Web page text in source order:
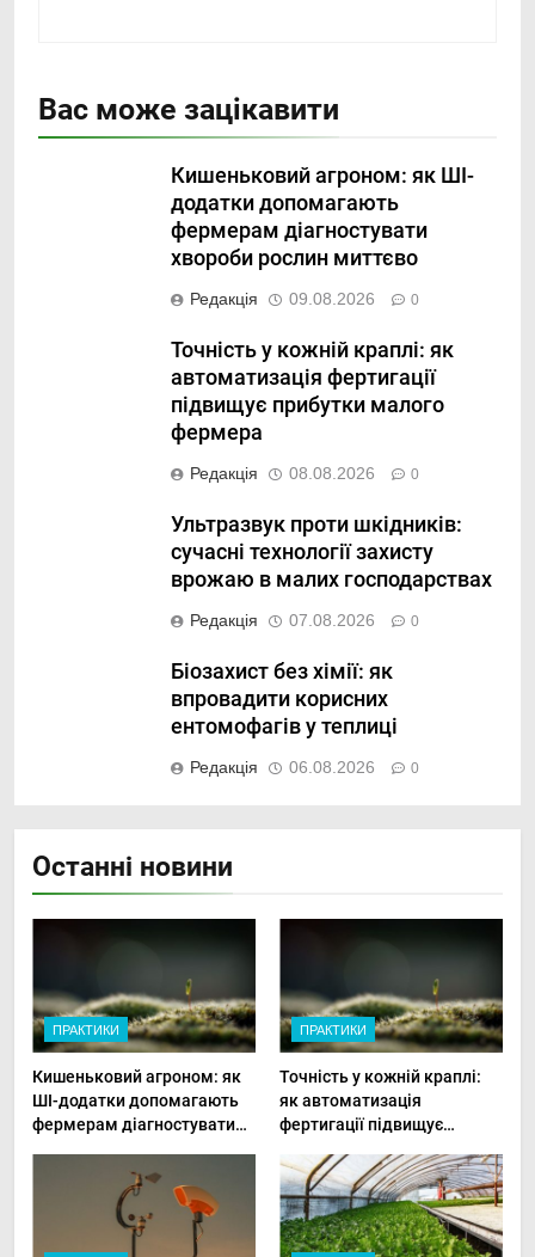
Вас може зацікавити
Кишеньковий агроном: як ШІ-
додатки допомагають
фермерам діагностувати
хвороби рослин миттєво
Редакція 09.08.2026 0
Точність у кожній краплі: як
автоматизація фертигації
підвищує прибутки малого
фермера
Редакція 08.08.2026 0
Ультразвук проти шкідників:
сучасні технології захисту
врожаю в малих господарствах
Редакція 07.08.2026 0
Біозахист без хімії: як
впровадити корисних
ентомофагів у теплиці
Редакція 06.08.2026 0
Останні новини
ПРАКТИКИ
Кишеньковий агроном: як
ШІ-додатки допомагають
фермерам діагностувати
ПРАКТИКИ
Точність у кожній краплі:
як автоматизація
фертигації підвищує